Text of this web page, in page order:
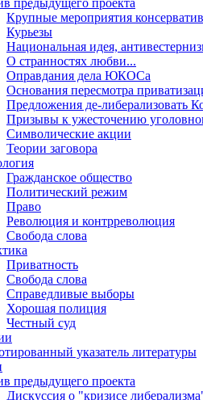
предыдущего проекта
Крупные мероприятия
Курьезы
Национальная идея,
О странностях любви...
Оправдания дела ЮКОСа
Основания пересмотра
Предложения де-либерализовать
Призывы к ужесточению
Символические акции
Теории заговора
Гражданское общество
Политический режим
Право
Революция и контрреволюция
Свобода слова
Приватность
Свобода слова
Справедливые выборы
Хорошая полиция
Честный суд
указатель литературы
предыдущего проекта
Дискуссия о "кризисе